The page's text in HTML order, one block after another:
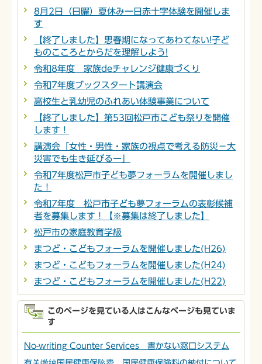
8月2日（日曜）夏休み一日赤十字体験を開催しま
す
【終了しました】思春期になってあわてない!子ど
ものこころとからだを理解しよう!
令和8年度 家族deチャレンジ健康づくり
令和7年度ブックスタート講演会
高校生と乳幼児のふれあい体験事業について
【終了しました】第53回松戸市こども祭りを開催
します！
講演会「女性・男性・家族の視点で考える防災－大
災害でも生き延びるー」
令和7年度松戸市子ども夢フォーラムを開催しまし
た！
令和7年度 松戸市子ども夢フォーラムの表彰候補
者を募集します！【※募集は終了しました】
松戸市の家庭教育学級
まつど・こどもフォーラムを開催しました(H26)
まつど・こどもフォーラムを開催しました(H24)
まつど・こどもフォーラムを開催しました(H22)
このページを見ている人はこんなページも見ていま
す
No-writing Counter Services 書かない窓口システム